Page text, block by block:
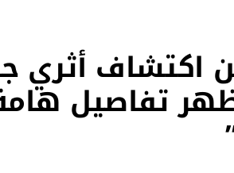
اكتشاف أثري
تفاصيل